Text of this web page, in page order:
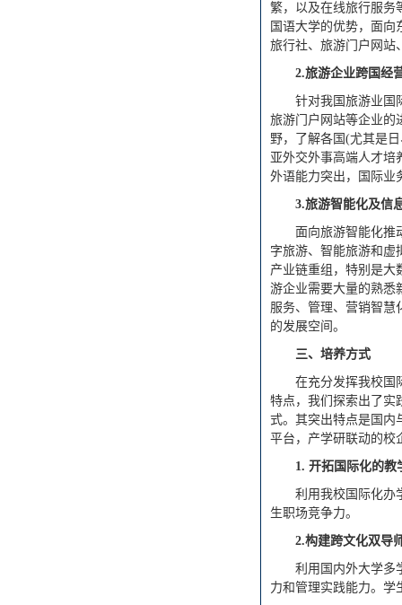
繁，以及在线旅行服务
国语大学的优势，面
旅行社、旅游门户网站
2.旅游企业跨国经
针对我国旅游业国
旅游门户网站等企业的
野，了解各国(尤其是
亚外交外事高端人才培
外语能力突出，国际业
3.旅游智能化及信
面向旅游智能化推
字旅游、智能旅游和虚
产业链重组，特别是大
游企业需要大量的熟悉
服务、管理、营销智慧
的发展空间。
三、培养方式
在充分发挥我校国
特点，我们探索出了实
式。其突出特点是国内
平台，产学研联动的校
1. 开拓国际化的教
利用我校国际化办
生职场竞争力。
2.构建跨文化双导
利用国内外大学多
力和管理实践能力。学